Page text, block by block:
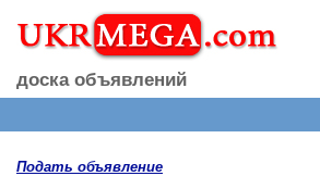
доска объявлений
Подать объявление